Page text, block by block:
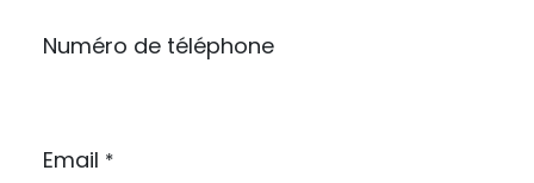
Numéro de téléphone
Email *